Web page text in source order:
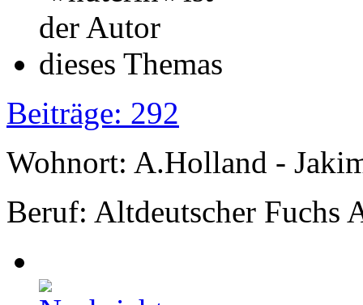
Beiträge: 292
Wohnort: A.Holland -
Beruf: Altdeutscher Fuchs